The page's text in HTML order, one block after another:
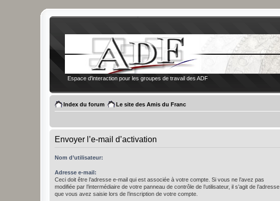
Espace d'interaction pour les groupes de travail des ADF
Index du forum Le site des Amis du Franc
Envoyer l’e-mail d’activation
Nom d’utilisateur:
Adresse e-mail:
Ceci doit être l’adresse e-mail qui est associée à votre compte. Si vous ne l’avez pas
modifiée par l’intermédiaire de votre panneau de contrôle de l’utilisateur, il s’agit de l’adresse
que vous avez saisie lors de l’inscription de votre compte.